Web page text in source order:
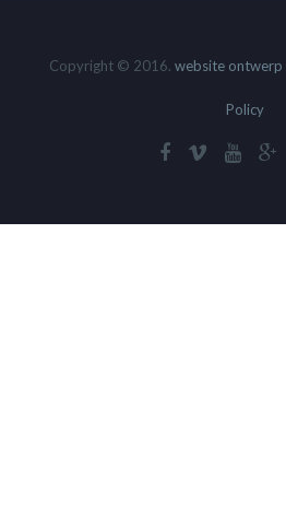
Copyright © 2016. website ontwerp
Policy